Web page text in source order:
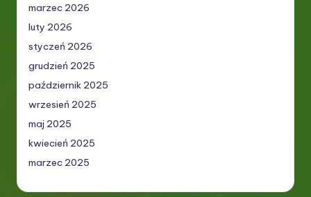
marzec 2026
luty 2026
styczeń 2026
grudzień 2025
październik 2025
wrzesień 2025
maj 2025
kwiecień 2025
marzec 2025